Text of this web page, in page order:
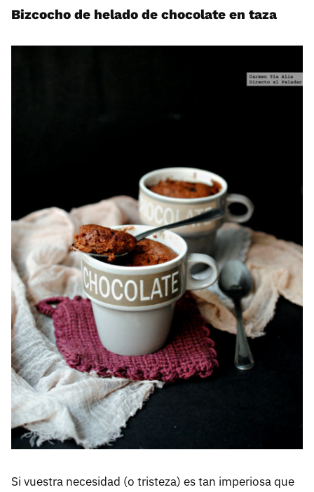
Bizcocho de helado de chocolate en taza
Si vuestra necesidad (o tristeza) es tan imperiosa que